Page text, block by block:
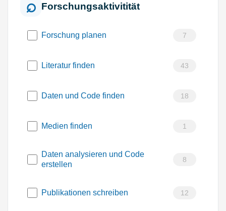
Forschungsaktivitität
Forschung planen 7
Literatur finden 43
Daten und Code finden 18
Medien finden 1
Daten analysieren und Code
erstellen
8
Publikationen schreiben 12